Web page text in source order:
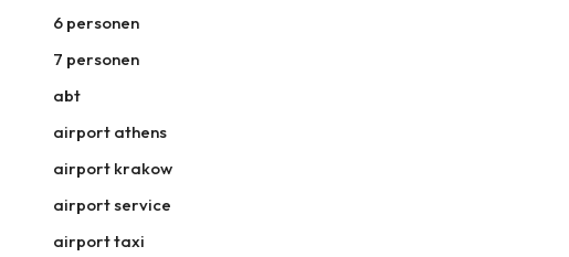
6 personen
7 personen
abt
airport athens
airport krakow
airport service
airport taxi